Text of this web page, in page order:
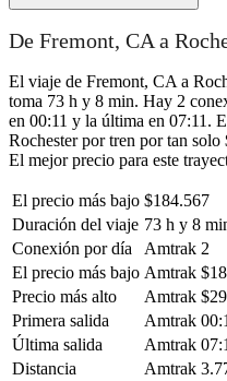
De Fremont, CA a
El viaje de Fremont, CA a
toma 73 h y 8 min. Hay 2
en 00:11 y la última en 07:11.
Rochester por tren por tan
El mejor precio para este
El precio más bajo $184.567
Duración del viaje 73 h y 8
Conexión por día
Amtrak 2
El precio más bajo Amtrak
Precio más alto
Amtrak
Primera salida
Amtrak
Última salida
Amtrak
Distancia
Amtrak